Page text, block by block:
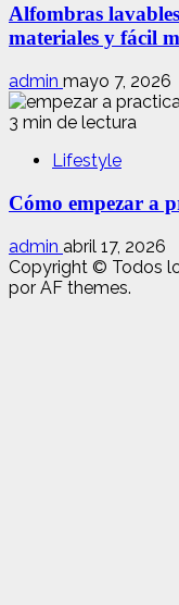
Alfombras
materiales y fácil
admin mayo 7, 2026
3 min de lectura
Lifestyle
Cómo empezar a
admin abril 17, 2026
Copyright © Todos
por AF themes.